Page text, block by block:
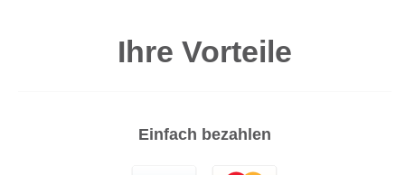
Ihre Vorteile
Einfach bezahlen